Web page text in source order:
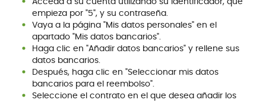
empieza por "5", y su contraseña.
Vaya a la página "Mis datos personales" en el
apartado "Mis datos bancarios".
Haga clic en "Añadir datos bancarios" y rellene sus
datos bancarios.
Después, haga clic en "Seleccionar mis datos
bancarios para el reembolso".
Seleccione el contrato en el que desea añadir los